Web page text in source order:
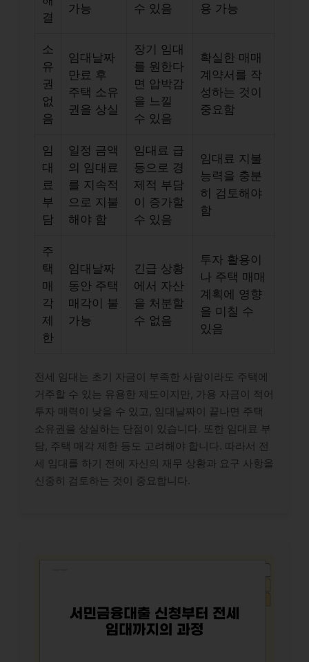
결
가능 수 있음 용 가능
소
유
권
없
음
임대날짜
만료 후
주택 소유
권을 상실
장기 임대
를 원한다
면 압박감
을 느낄
수 있음
확실한 매매
계약서를 작
성하는 것이
중요함
임
대
료
부
담
일정 금액
의 임대료
를 지속적
으로 지불
해야 함
임대료 급
등으로 경
제적 부담
이 증가할
수 있음
임대료 지불
능력을 충분
히 검토해야
함
주
택
매
각
제
한
임대날짜
동안 주택
매각이 불
가능
긴급 상황
에서 자산
을 처분할
수 없음
투자 활용이
나 주택 매매
계획에 영향
을 미칠 수
있음
전세 임대는 초기 자금이 부족한 사람이라도 주택에
거주할 수 있는 유용한 제도이지만, 가용 자금이 적어
투자 매력이 낮을 수 있고, 임대날짜이 끝나면 주택
소유권을 상실하는 단점이 있습니다. 또한 임대료 부
담, 주택 매각 제한 등도 고려해야 합니다. 따라서 전
세 임대를 하기 전에 자신의 재무 상황과 요구 사항을
신중히 검토하는 것이 중요합니다.